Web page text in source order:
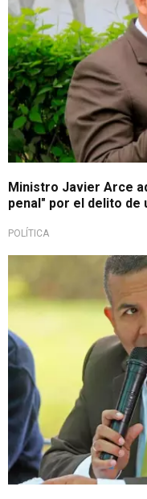
Ministro Javier Arce
penal" por el delito de
POLÍTICA